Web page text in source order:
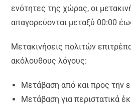
ενότητες της χώρας, οι
απαγορεύονται μεταξύ 00:00
Μετακινήσεις πολιτών
ακόλουθους λόγους:
Μετάβαση από και προς την
Μετάβαση για περιστατικά